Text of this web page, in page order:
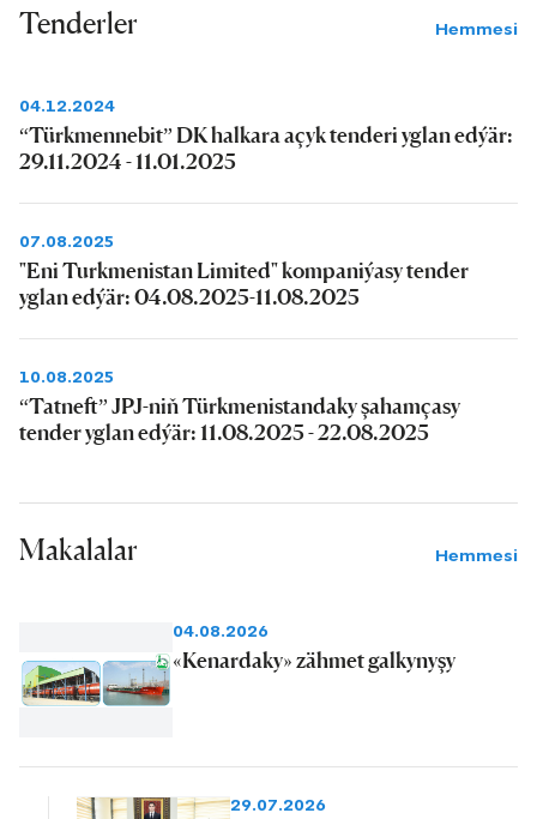
Tenderler Hemmesi
04.12.2024
“Türkmennebit” DK halkara açyk tenderi yglan edýär:
29.11.2024 - 11.01.2025
07.08.2025
"Eni Turkmenistan Limited" kompaniýasy tender
yglan edýär: 04.08.2025-11.08.2025
10.08.2025
“Tatneft” JPJ-niň Türkmenistandaky şahamçasy
tender yglan edýär: 11.08.2025 - 22.08.2025
Makalalar Hemmesi
04.08.2026
«Kenardaky» zähmet galkynyşy
29.07.2026